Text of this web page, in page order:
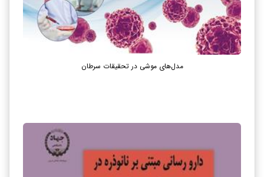
مدل‌های موشی در تحقیقات سرطان